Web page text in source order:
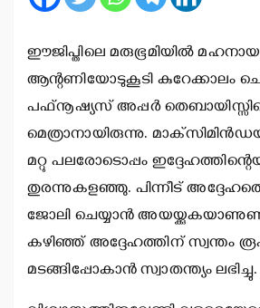
ഈജിപ്തിലെ മരുഭൂമിയില്‍
ആന്റണിയോടുകൂടി കുറേക്കാലം
പഫ്നൂഷ്യസ് അപ്പര്‍
മെത്രാനായിരുന്നു.
മറ്റു പലരോടൊപ്പം
തുരന്നുകളഞ്ഞു. പിന്നീട്
ജോലി ചെയ്യാന്‍
കഴിഞ്ഞ് അദ്ദേഹത്തിന് സ്വന്തം
മടങ്ങിപ്പോകാന്‍ സ്വാതന്ത്യം ലഭിച്ചു.